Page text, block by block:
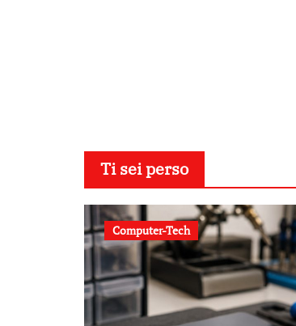
Ti sei perso
Computer-Tech